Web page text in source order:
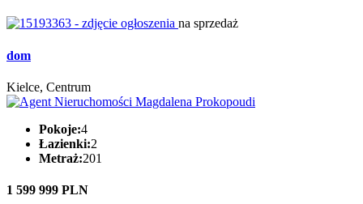
na sprzedaż
dom
Kielce, Centrum
Pokoje:4
Łazienki:2
Metraż:201
1 599 999 PLN